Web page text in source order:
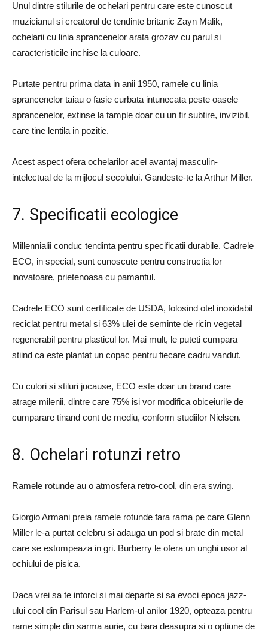
Unul dintre stilurile de ochelari pentru care este cunoscut
muzicianul si creatorul de tendinte britanic Zayn Malik,
ochelarii cu linia sprancenelor arata grozav cu parul si
caracteristicile inchise la culoare.
Purtate pentru prima data in anii 1950, ramele cu linia
sprancenelor taiau o fasie curbata intunecata peste oasele
sprancenelor, extinse la tample doar cu un fir subtire, invizibil,
care tine lentila in pozitie.
Acest aspect ofera ochelarilor acel avantaj masculin-
intelectual de la mijlocul secolului. Gandeste-te la Arthur Miller.
7. Specificatii ecologice
Millennialii conduc tendinta pentru specificatii durabile. Cadrele
ECO, in special, sunt cunoscute pentru constructia lor
inovatoare, prietenoasa cu pamantul.
Cadrele ECO sunt certificate de USDA, folosind otel inoxidabil
reciclat pentru metal si 63% ulei de seminte de ricin vegetal
regenerabil pentru plasticul lor. Mai mult, le puteti cumpara
stiind ca este plantat un copac pentru fiecare cadru vandut.
Cu culori si stiluri jucause, ECO este doar un brand care
atrage milenii, dintre care 75% isi vor modifica obiceiurile de
cumparare tinand cont de mediu, conform studiilor Nielsen.
8. Ochelari rotunzi retro
Ramele rotunde au o atmosfera retro-cool, din era swing.
Giorgio Armani preia ramele rotunde fara rama pe care Glenn
Miller le-a purtat celebru si adauga un pod si brate din metal
care se estompeaza in gri. Burberry le ofera un unghi usor al
ochiului de pisica.
Daca vrei sa te intorci si mai departe si sa evoci epoca jazz-
ului cool din Parisul sau Harlem-ul anilor 1920, opteaza pentru
rame simple din sarma aurie, cu bara deasupra si o optiune de